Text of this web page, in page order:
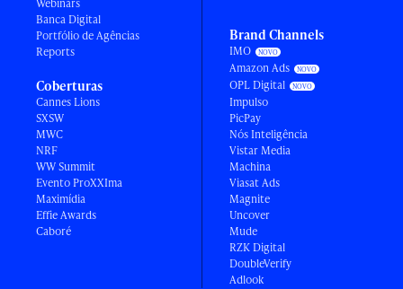
Webinars
Banca Digital
Portfólio de Agências
Reports
Coberturas
Cannes Lions
SXSW
MWC
NRF
WW Summit
Evento ProXXIma
Maximídia
Effie Awards
Caboré
Brand Channels
IMO
Amazon Ads
OPL Digital
Impulso
PicPay
Nós Inteligência
Vistar Media
Machina
Viasat Ads
Magnite
Uncover
Mude
RZK Digital
DoubleVerify
Adlook